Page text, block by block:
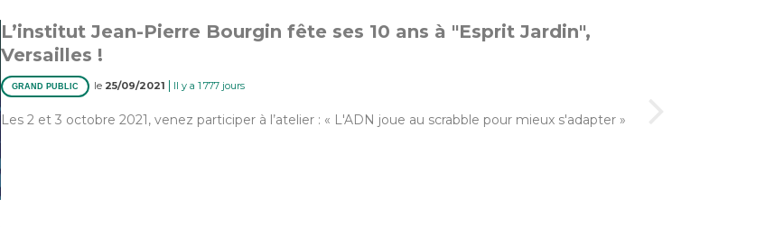
L’institut Jean-Pierre Bourgin fête ses 10 ans à "Esprit Jardin",
Versailles !
GRAND PUBLIC le 25/09/2021 | Il y a 1 777 jours
Les 2 et 3 octobre 2021, venez participer à l’atelier : « L'ADN joue au scrabble pour mieux s'adapter »